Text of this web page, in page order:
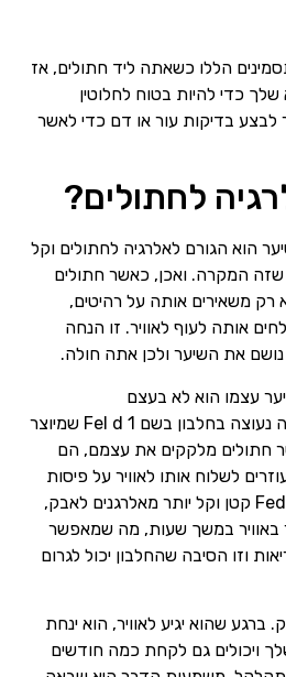
הללו כשאתה ליד חתולים, אז
כדי להיות בטוח לחלוטין
לבצע בדיקות עור או דם כדי לאשר
לחתולים?
הוא הגורם לאלרגיה לחתולים וקל
שזה המקרה. ואכן, כאשר חתולים
משאירים אותה על רהיטים,
אותה לעוף לאוויר. זו הנחה
את השיער ולכן אתה חולה.
עצמו הוא לא בעצם
הבעיה. במקום זאת, הבעיה נעוצה בחלבון בשם Fel d 1 שמיוצר
חתולים מלקקים את עצמם, הם
לשלוח אותו לאוויר על פיסות
עור יבשות. מכיוון שה-Fed d 1 קטן וקל יותר מאלרגנים לאבק,
באוויר במשך שעות, מה שמאפשר
וזו הסיבה שהחלבון יכול לגרום
שהוא יגיע לאוויר, הוא ינחת
ויכולים גם לקחת כמה חודשים